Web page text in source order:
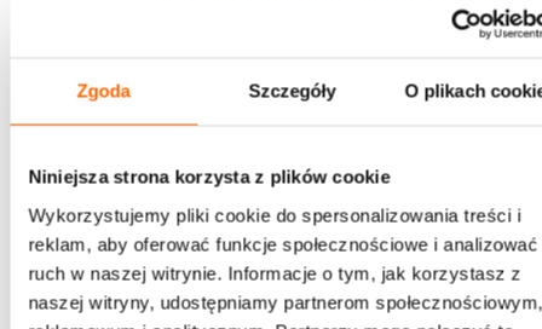
Zgoda Szczegóły O plikach
Niniejsza strona korzysta z plików cookie
Wykorzystujemy pliki cookie do spersonalizowania treści i
reklam, aby oferować funkcje społecznościowe i analizować
ruch w naszej witrynie. Informacje o tym, jak korzystasz z
naszej witryny, udostępniamy partnerom społecznościowym,
Bądź na bieżąco
"Trendy w rozwoju ludzi na rok 2026"
przygotowany przez eksportów House of Skills
Pobierz i daj znać, co myślisz
Pobierz i daj znać, co myślisz →
Chcesz z nami pracować?Zapraszamy do kontaktu